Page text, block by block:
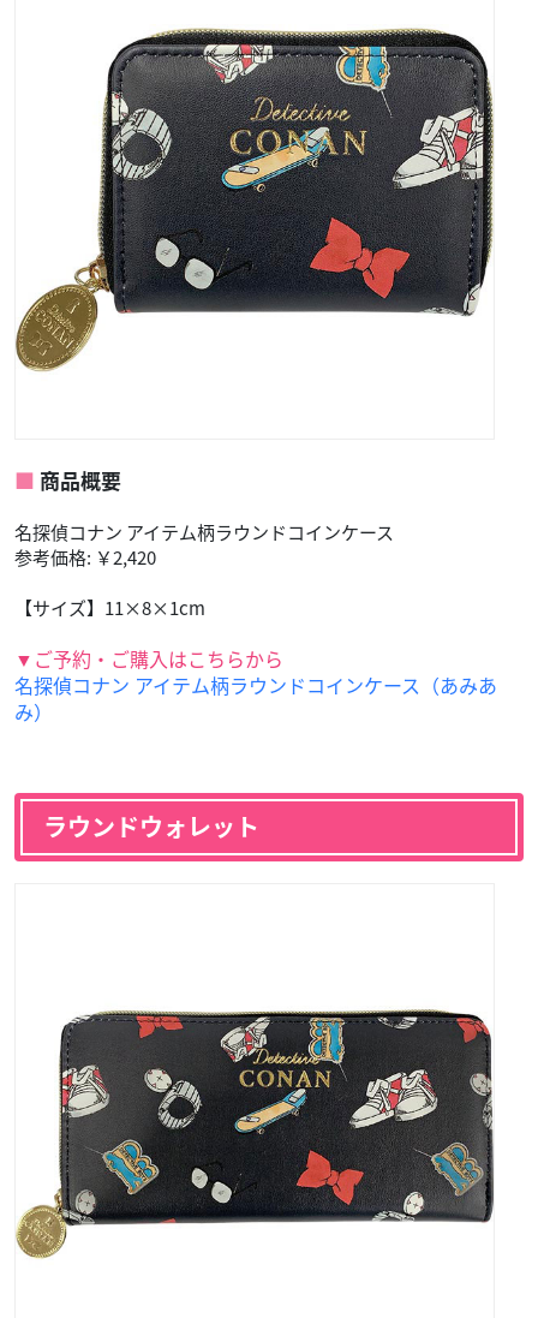
商品概要
名探偵コナン アイテム柄ラウンドコインケース
参考価格: ￥2,420
【サイズ】11×8×1cm
▼ご予約・ご購入はこちらから
名探偵コナン アイテム柄ラウンドコインケース（あみあ
み）
ラウンドウォレット